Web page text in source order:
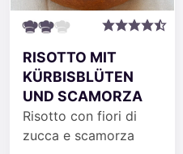
RISOTTO MIT
KÜRBISBLÜTEN
UND SCAMORZA
Risotto con fiori di
zucca e scamorza